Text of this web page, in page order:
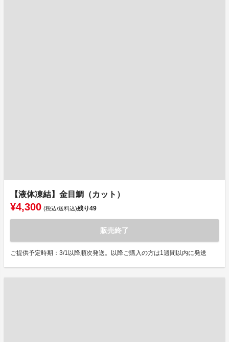
【液体凍結】金目鯛（カット）
¥4,300 (税込/送料込)残り49
販売終了
ご提供予定時期：3/1以降順次発送。以降ご購入の方は1週間以内に発送